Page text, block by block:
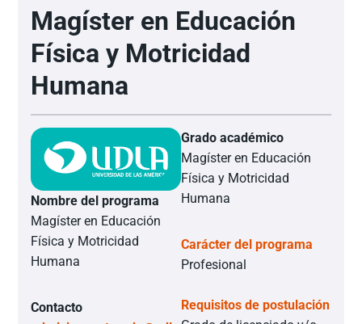
Magíster en Educación
Física y Motricidad
Humana
Nombre del programa
Magíster en Educación
Física y Motricidad
Humana
Contacto
Grado académico
Magíster en Educación
Física y Motricidad
Humana
Carácter del programa
Profesional
Requisitos de postulación